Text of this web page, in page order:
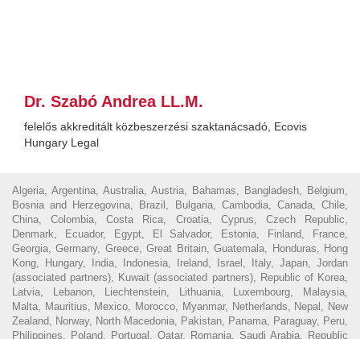
Dr. Szabó Andrea LL.M.
felelős akkreditált közbeszerzési szaktanácsadó, Ecovis
Hungary Legal
Algeria, Argentina, Australia, Austria, Bahamas, Bangladesh, Belgium,
Bosnia and Herzegovina, Brazil, Bulgaria, Cambodia, Canada, Chile,
China, Colombia, Costa Rica, Croatia, Cyprus, Czech Republic,
Denmark, Ecuador, Egypt, El Salvador, Estonia, Finland, France,
Georgia, Germany, Greece, Great Britain, Guatemala, Honduras, Hong
Kong, Hungary, India, Indonesia, Ireland, Israel, Italy, Japan, Jordan
(associated partners), Kuwait (associated partners), Republic of Korea,
Latvia, Lebanon, Liechtenstein, Lithuania, Luxembourg, Malaysia,
Malta, Mauritius, Mexico, Morocco, Myanmar, Netherlands, Nepal, New
Zealand, Norway, North Macedonia, Pakistan, Panama, Paraguay, Peru,
Philippines, Poland, Portugal, Qatar, Romania, Saudi Arabia, Republic